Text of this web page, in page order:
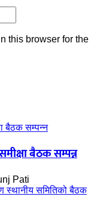
this browser for the
बैठक सम्पन्न
Pati